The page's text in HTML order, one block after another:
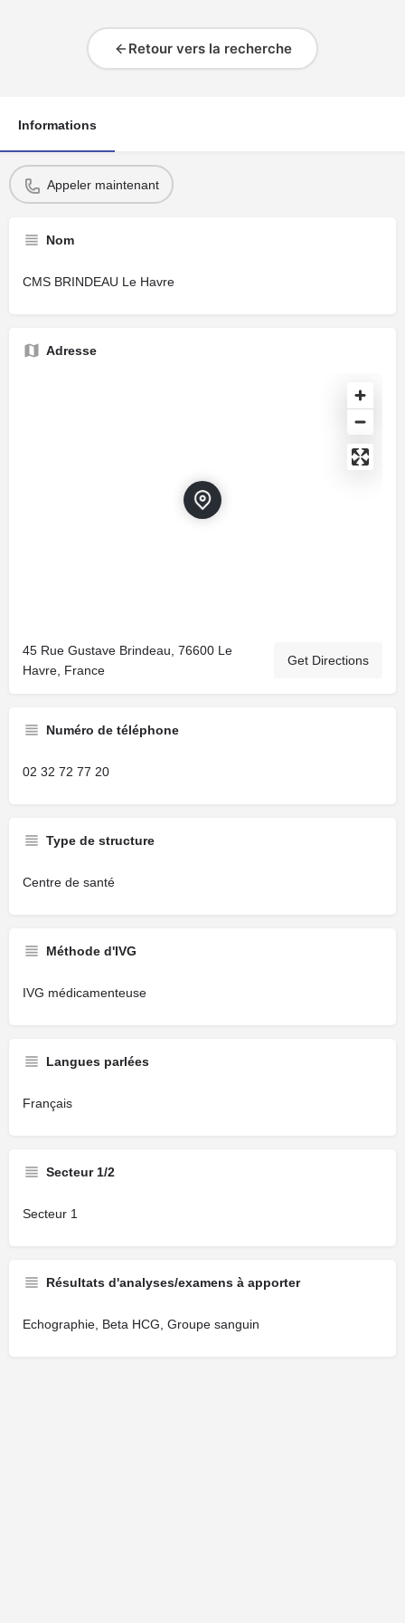
Retour vers la recherche
Informations
Appeler maintenant
Nom
CMS BRINDEAU Le Havre
Adresse
45 Rue Gustave Brindeau, 76600 Le
Havre, France
Get Directions
Numéro de téléphone
02 32 72 77 20
Type de structure
Centre de santé
Méthode d'IVG
IVG médicamenteuse
Langues parlées
Français
Secteur 1/2
Secteur 1
Résultats d'analyses/examens à apporter
Echographie, Beta HCG, Groupe sanguin